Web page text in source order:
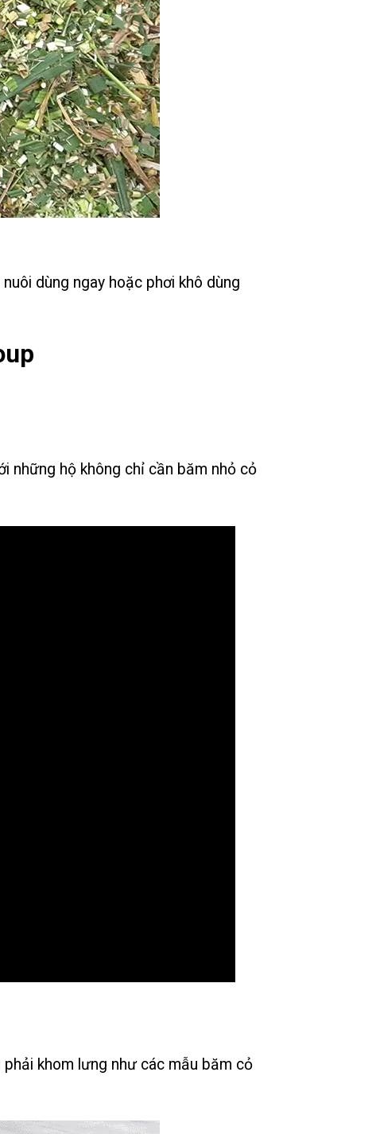
dùng ngay hoặc phơi khô dùng
những hộ không chỉ cần băm nhỏ cỏ
khom lưng như các mẫu băm cỏ